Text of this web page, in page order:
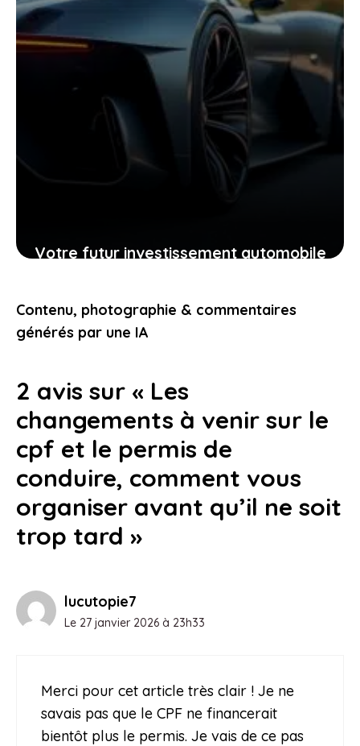
Votre futur investissement automobile
supercar pourraient vous surprendre
24 janvier 2026
Contenu, photographie & commentaires
générés par une IA
2 avis sur « Les
changements à venir sur le
cpf et le permis de
conduire, comment vous
organiser avant qu’il ne soit
trop tard »
lucutopie7
Le 27 janvier 2026 à 23h33
Merci pour cet article très clair ! Je ne
savais pas que le CPF ne financerait
bientôt plus le permis. Je vais de ce pas